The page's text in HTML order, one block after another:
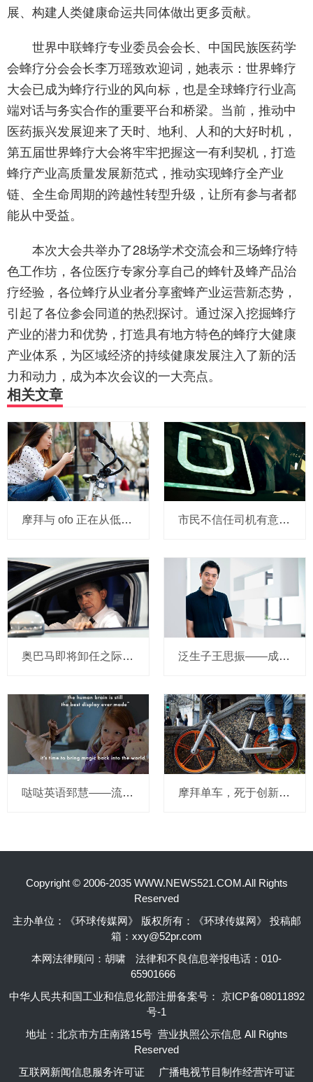
展、构建人类健康命运共同体做出更多贡献。
世界中联蜂疗专业委员会会长、中国民族医药学
会蜂疗分会会长李万瑶致欢迎词，她表示：世界蜂疗
大会已成为蜂疗行业的风向标，也是全球蜂疗行业高
端对话与务实合作的重要平台和桥梁。当前，推动中
医药振兴发展迎来了天时、地利、人和的大好时机，
第五届世界蜂疗大会将牢牢把握这一有利契机，打造
蜂疗产业高质量发展新范式，推动实现蜂疗全产业
链、全生命周期的跨越性转型升级，让所有参与者都
能从中受益。
本次大会共举办了28场学术交流会和三场蜂疗特
色工作坊，各位医疗专家分享自己的蜂针及蜂产品治
疗经验，各位蜂疗从业者分享蜜蜂产业运营新态势，
引起了各位参会同道的热烈探讨。通过深入挖掘蜂疗
产业的潜力和优势，打造具有地方特色的蜂疗大健康
产业体系，为区域经济的持续健康发展注入了新的活
力和动力，成为本次会议的一大亮点。
相关文章
摩拜与 ofo 正在从低端出发颠覆滴滴？三家的机会与风险 市民不信任司机有意见，Uber的匹兹堡自动驾驶路试难度不小，路况也来捣乱
奥巴马即将卸任之际，要让无人驾驶汽车合法化？ 泛生子王思振——成立两年，融资数亿，基因检测如何帮助人类战胜癌症？
哒哒英语郅慧——流量这杯毒酒，你还喝吗？ 摩拜单车，死于创新的一百万种方式
Copyright © 2006-2035 WWW.NEWS521.COM.All Rights
Reserved
主办单位：《环球传媒网》 版权所有：《环球传媒网》 投稿邮
箱：xxy@52pr.com
本网法律顾问：胡啸
法律和不良信息举报电话：010-
65901666
中华人民共和国工业和信息化部注册备案号： 京ICP备08011892
号-1
地址：北京市方庄南路15号 营业执照公示信息 All Rights
Reserved
互联网新闻信息服务许可证
广播电视节目制作经营许可证